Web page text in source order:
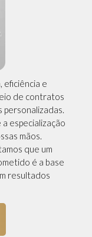
eficiência e
de contratos
personalizadas.
especialização
mãos.
que um
é a base
resultados